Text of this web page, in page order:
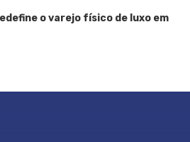
o varejo físico de luxo em